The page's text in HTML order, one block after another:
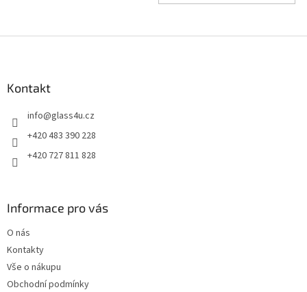
Kontakt
info@glass4u.cz
+420 483 390 228
+420 727 811 828
Informace pro vás
O nás
Kontakty
Vše o nákupu
Obchodní podmínky